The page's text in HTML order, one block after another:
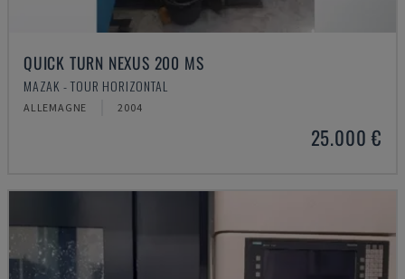
QUICK TURN NEXUS 200 MS
MAZAK - TOUR HORIZONTAL
ALLEMAGNE 2004
25.000 €